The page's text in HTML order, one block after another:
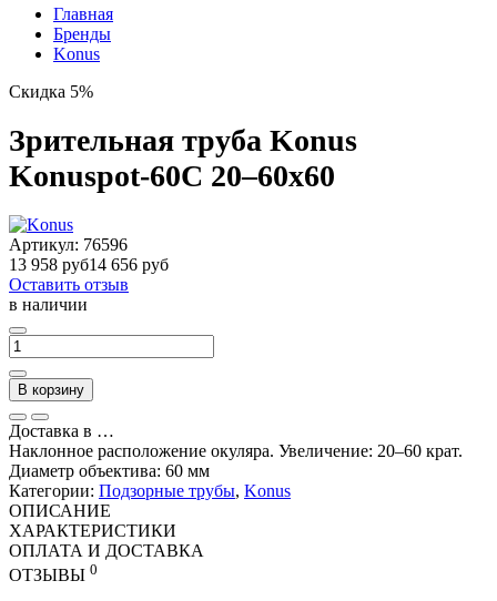
Главная
Бренды
Konus
Скидка 5%
Зрительная труба Konus
Konuspot-60C 20–60x60
Артикул: 76596
13 958 руб14 656 руб
Оставить отзыв
в наличии
В корзину
Доставка в …
Наклонное расположение окуляра. Увеличение: 20–60 крат.
Диаметр объектива: 60 мм
Категории: Подзорные трубы, Konus
ОПИСАНИЕ
ХАРАКТЕРИСТИКИ
ОПЛАТА И ДОСТАВКА
ОТЗЫВЫ 0